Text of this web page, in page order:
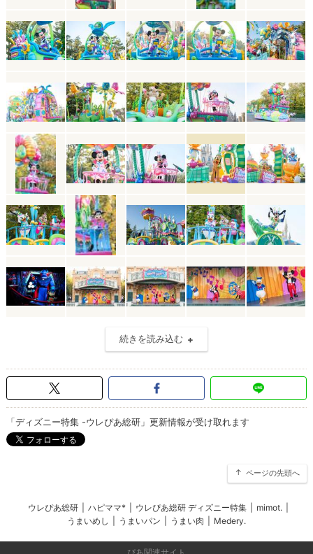
続きを読み込む
「ディズニー特集 -ウレぴあ総研」更新情報が受け取れます
ページの先頭へ
ウレぴあ総研 ハピママ* ウレぴあ総研 ディズニー特集 mimot.
うまいめし
うまいパン うまい肉 Medery.